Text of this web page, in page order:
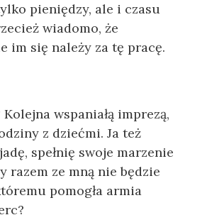
pieniędzy, ale i czasu
wiadomo, że
im się należy za tę pracę.
Kolejna wspaniałą imprezą,
z dziećmi. Ja też
spełnię swoje marzenie
razem ze mną nie będzie
pomogła armia